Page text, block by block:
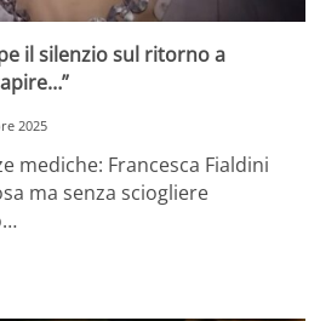
il silenzio sul ritorno a
2025
mediche: Francesca Fialdini
ma senza sciogliere